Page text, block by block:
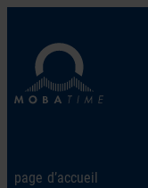
page d’accueil